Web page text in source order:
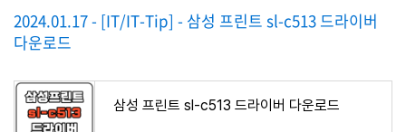
2024.01.17 - [IT/IT-Tip] - 삼성 프린트 sl-c513 드라이버
다운로드
삼성 프린트 sl-c513 드라이버 다운로드